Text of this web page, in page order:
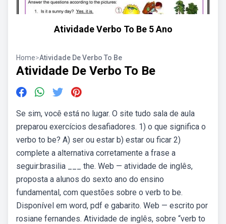
Atividade Verbo To Be 5 Ano
Home>Atividade De Verbo To Be
Atividade De Verbo To Be
Se sim, você está no lugar. O site tudo sala de aula
preparou exercícios desafiadores. 1) o que significa o
verbo to be? A) ser ou estar b) estar ou ficar 2)
complete a alternativa corretamente a frase a
seguir:brasilia ___ the. Web — atividade de inglês,
proposta a alunos do sexto ano do ensino
fundamental, com questões sobre o verb to be.
Disponível em word, pdf e gabarito. Web — escrito por
rosiane fernandes. Atividade de inglês, sobre “verb to